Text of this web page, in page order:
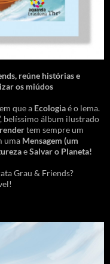
reúne histórias e
os miúdos
que a Ecologiaé o lema.
belíssimo álbum ilustrado
tem sempre um
uma Mensagem (um
eSalvar o Planeta!
Grau & Friends?